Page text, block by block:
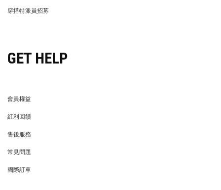
穿搭特派員招募
GET HELP
會員權益
紅利回饋
售後服務
常見問題
國際訂單